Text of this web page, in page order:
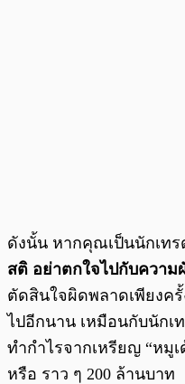
ดังนั้น หากคุณเป็นนักเท
สติ อย่าตกใจไปกับความ
ตัดสินใจผิดพลาดเพียงค
ไปอีกนาน เหมือนกับนักเ
ทำกำไรจากเหรียญ “หมู
หรือ ราว ๆ 200 ล้านบาท